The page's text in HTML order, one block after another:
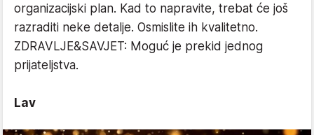
organizacijski plan. Kad to napravite, trebat će još
razraditi neke detalje. Osmislite ih kvalitetno.
ZDRAVLJE&SAVJET: Moguć je prekid jednog
prijateljstva.
Lav